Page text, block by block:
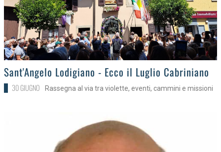
>
Sant'Angelo Lodigiano - Ecco il Luglio Cabriniano
30 GIUGNO Rassegna al via tra violette, eventi, cammini e missioni